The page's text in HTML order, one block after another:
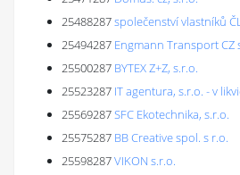
25488287společenství vlastníků
25494287 Engmann Transport CZ
25500287 BYTEX Z+Z, s.r.o.
25523287 IT agentura, s.r.o. - v
25569287SFC Ekotechnika, s.r.o.
25575287 BB Creative spol. s r.o.
25598287VIKON s.r.o.